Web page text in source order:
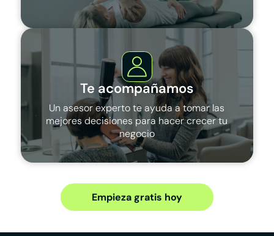
Te acompañamos
Un asesor experto te ayuda a tomar las
mejores decisiones para hacer crecer tu
negocio
Empieza gratis hoy